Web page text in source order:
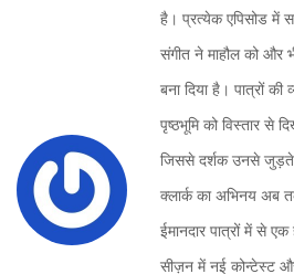
है। प्रत्येक एपिसोड में
संगीत ने माहौल को और
बना दिया है। पात्रों की
पृष्ठभूमि को विस्तार से
जिससे दर्शक उनसे जुड़ते
क्लार्क का अभिनय अब
ईमानदार पात्रों में से
सीज़न में नई कोन्टेस्ट